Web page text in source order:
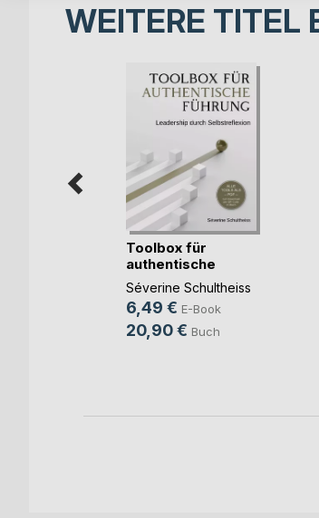
WEITERE TITEL
Toolbox für
authentische
Führung
Séverine Schultheiss
6,49 € E-Book
20,90 € Buch